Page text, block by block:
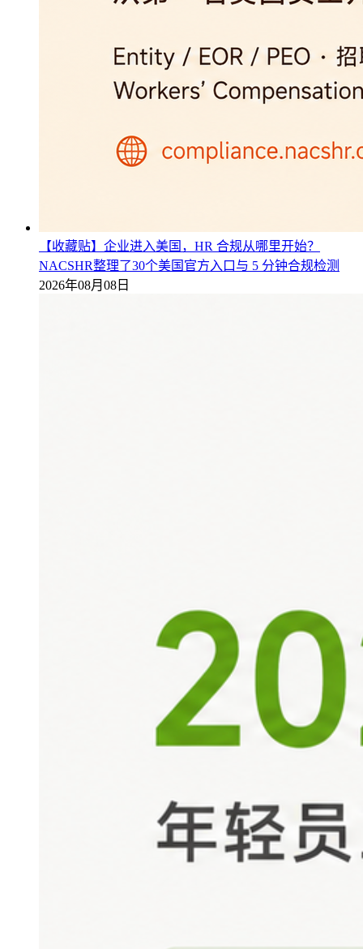
【收藏贴】企业进入美国，HR 合规从哪里开始？
NACSHR整理了30个美国官方入口与 5 分钟合规检测
2026年08月08日